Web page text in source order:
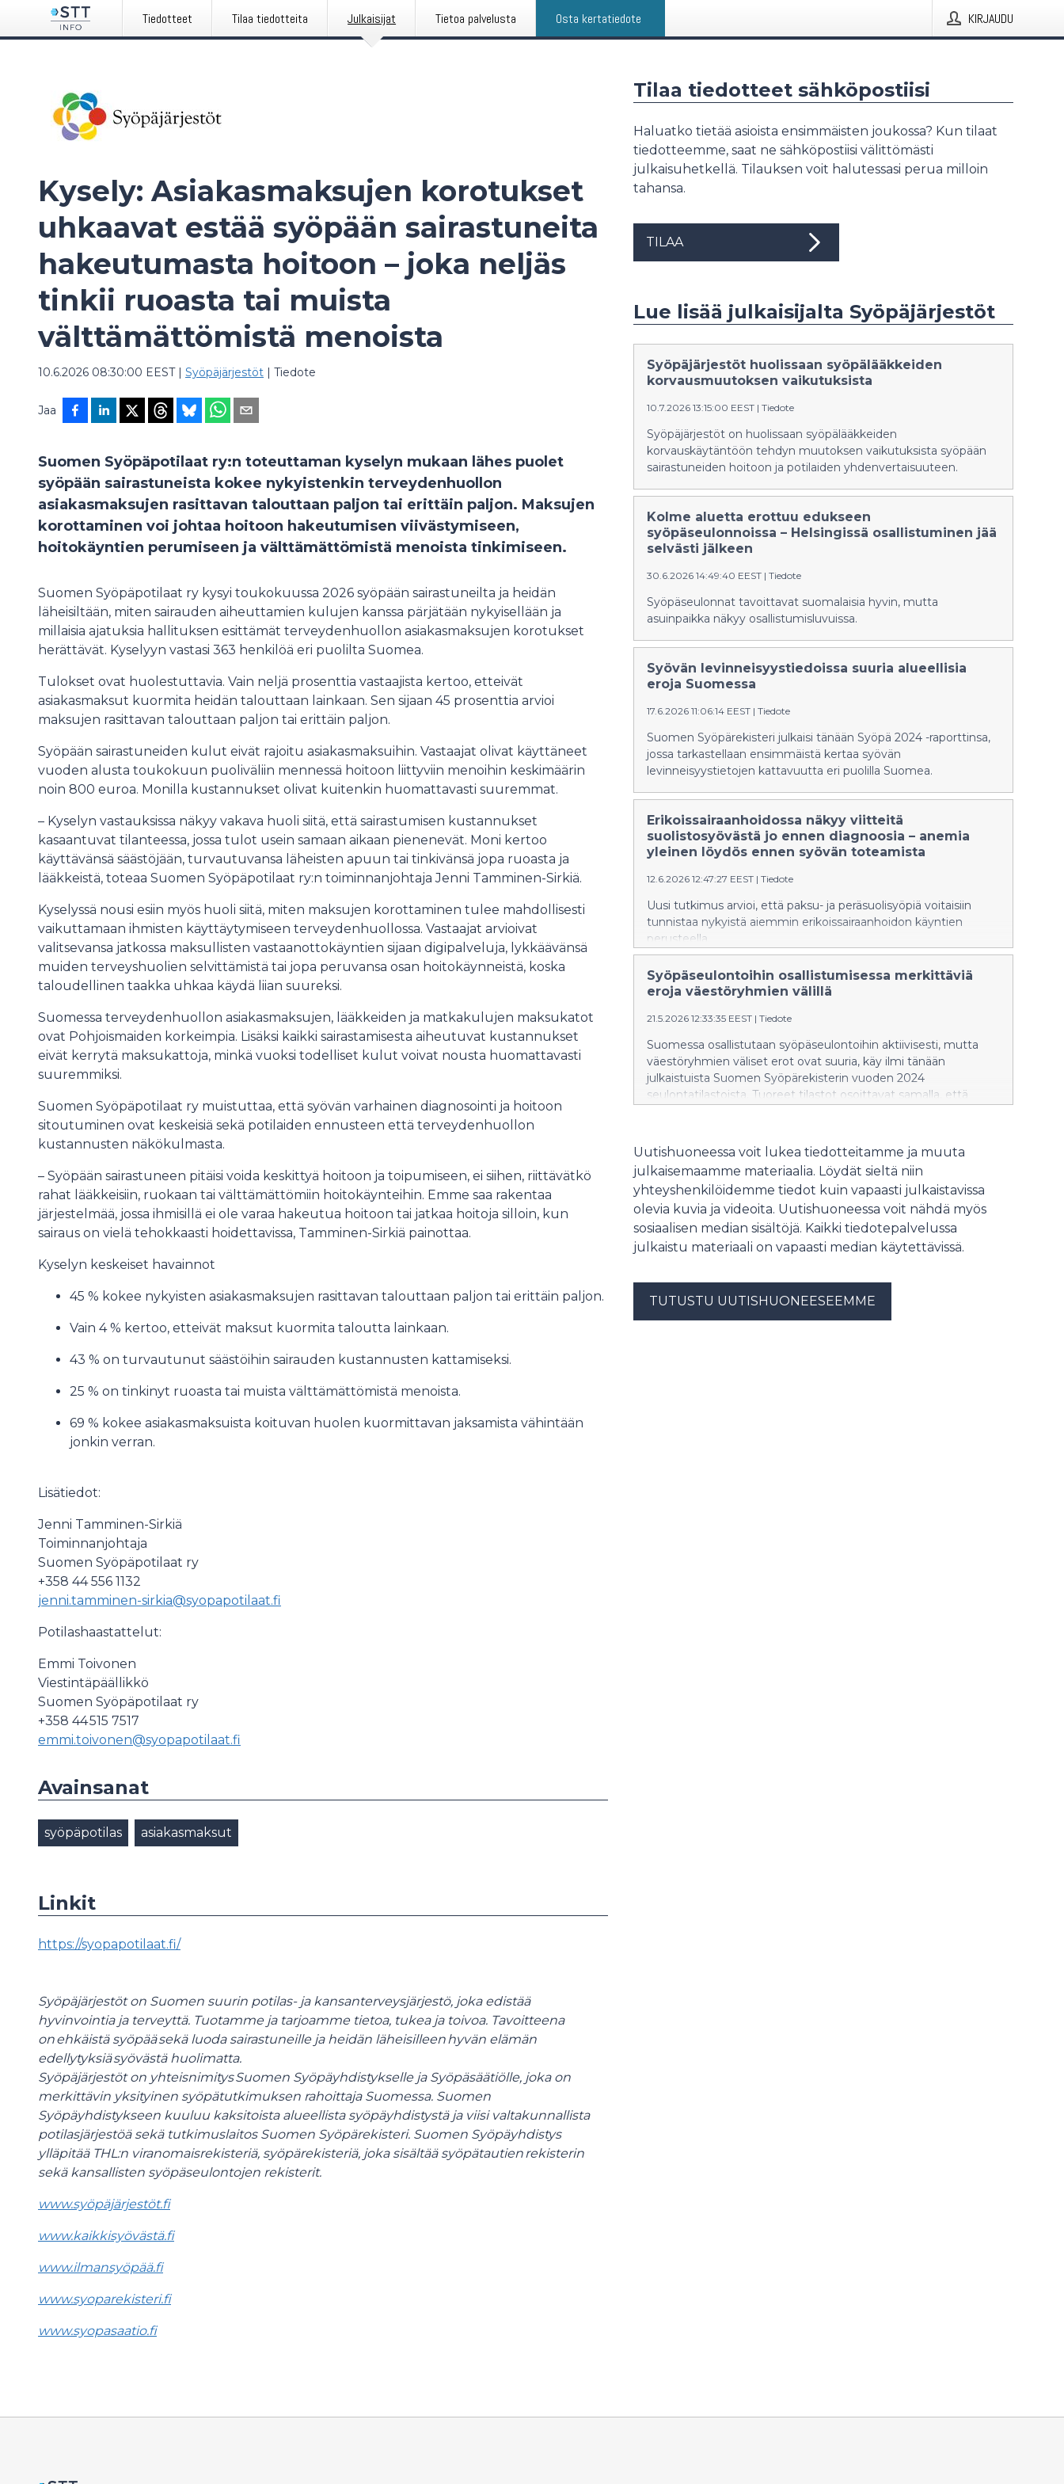
Tiedotteet Tilaa tiedotteita Julkaisijat Tietoa palvelusta Osta kertatiedote KIRJAUDU
Kysely: Asiakasmaksujen korotukset
uhkaavat estää syöpään sairastuneita
hakeutumasta hoitoon – joka neljäs
tinkii ruoasta tai muista
välttämättömistä menoista
10.6.2026 08:30:00 EEST| Syöpäjärjestöt | Tiedote
Jaa
Suomen Syöpäpotilaat ry:n toteuttaman kyselyn mukaan lähes puolet
syöpään sairastuneista kokee nykyistenkin terveydenhuollon
asiakasmaksujen rasittavan talouttaan paljon tai erittäin paljon. Maksujen
korottaminen voi johtaa hoitoon hakeutumisen viivästymiseen,
hoitokäyntien perumiseen ja välttämättömistä menoista tinkimiseen.
Suomen Syöpäpotilaat ry kysyi toukokuussa 2026 syöpään sairastuneilta ja heidän
läheisiltään, miten sairauden aiheuttamien kulujen kanssa pärjätään nykyisellään ja
millaisia ajatuksia hallituksen esittämät terveydenhuollon asiakasmaksujen korotukset
herättävät. Kyselyyn vastasi 363 henkilöä eri puolilta Suomea.
Tulokset ovat huolestuttavia. Vain neljä prosenttia vastaajista kertoo, etteivät
asiakasmaksut kuormita heidän talouttaan lainkaan. Sen sijaan 45 prosenttia arvioi
maksujen rasittavan talouttaan paljon tai erittäin paljon.
Syöpään sairastuneiden kulut eivät rajoitu asiakasmaksuihin. Vastaajat olivat käyttäneet
vuoden alusta toukokuun puoliväliin mennessä hoitoon liittyviin menoihin keskimäärin
noin 800 euroa. Monilla kustannukset olivat kuitenkin huomattavasti suuremmat.
– Kyselyn vastauksissa näkyy vakava huoli siitä, että sairastumisen kustannukset
kasaantuvat tilanteessa, jossa tulot usein samaan aikaan pienenevät. Moni kertoo
käyttävänsä säästöjään, turvautuvansa läheisten apuun tai tinkivänsä jopa ruoasta ja
lääkkeistä, toteaa Suomen Syöpäpotilaat ry:n toiminnanjohtaja Jenni Tamminen-Sirkiä.
Kyselyssä nousi esiin myös huoli siitä, miten maksujen korottaminen tulee mahdollisesti
vaikuttamaan ihmisten käyttäytymiseen terveydenhuollossa. Vastaajat arvioivat
valitsevansa jatkossa maksullisten vastaanottokäyntien sijaan digipalveluja, lykkäävänsä
muiden terveyshuolien selvittämistä tai jopa peruvansa osan hoitokäynneistä, koska
taloudellinen taakka uhkaa käydä liian suureksi.
Suomessa terveydenhuollon asiakasmaksujen, lääkkeiden ja matkakulujen maksukatot
ovat Pohjoismaiden korkeimpia. Lisäksi kaikki sairastamisesta aiheutuvat kustannukset
eivät kerrytä maksukattoja, minkä vuoksi todelliset kulut voivat nousta huomattavasti
suuremmiksi.
Suomen Syöpäpotilaat ry muistuttaa, että syövän varhainen diagnosointi ja hoitoon
sitoutuminen ovat keskeisiä sekä potilaiden ennusteen että terveydenhuollon
kustannusten näkökulmasta.
– Syöpään sairastuneen pitäisi voida keskittyä hoitoon ja toipumiseen, ei siihen, riittävätkö
rahat lääkkeisiin, ruokaan tai välttämättömiin hoitokäynteihin. Emme saa rakentaa
järjestelmää, jossa ihmisillä ei ole varaa hakeutua hoitoon tai jatkaa hoitoja silloin, kun
sairaus on vielä tehokkaasti hoidettavissa, Tamminen-Sirkiä painottaa.
Kyselyn keskeiset havainnot
45 % kokee nykyisten asiakasmaksujen rasittavan talouttaan paljon tai erittäin paljon.
Vain 4 % kertoo, etteivät maksut kuormita taloutta lainkaan.
43 % on turvautunut säästöihin sairauden kustannusten kattamiseksi.
25 % on tinkinyt ruoasta tai muista välttämättömistä menoista.
69 % kokee asiakasmaksuista koituvan huolen kuormittavan jaksamista vähintään
jonkin verran.
Lisätiedot:
Jenni Tamminen-Sirkiä
Toiminnanjohtaja
Suomen Syöpäpotilaat ry
+358 44 556 1132
jenni.tamminen-sirkia@syopapotilaat.fi
Potilashaastattelut:
Emmi Toivonen
Viestintäpäällikkö
Suomen Syöpäpotilaat ry
+358 44 515 7517
emmi.toivonen@syopapotilaat.fi
Avainsanat
syöpäpotilas asiakasmaksut
Linkit
https://syopapotilaat.fi/
Syöpäjärjestöt on Suomen suurin potilas- ja kansanterveysjärjestö, joka edistää
hyvinvointia ja terveyttä. Tuotamme ja tarjoamme tietoa, tukea ja toivoa. Tavoitteena
on ehkäistä syöpää sekä luoda sairastuneille ja heidän läheisilleen hyvän elämän
edellytyksiä syövästä huolimatta.
Syöpäjärjestöt on yhteisnimitys Suomen Syöpäyhdistykselle ja Syöpäsäätiölle, joka on
merkittävin yksityinen syöpätutkimuksen rahoittaja Suomessa. Suomen
Syöpäyhdistykseen kuuluu kaksitoista alueellista syöpäyhdistystä ja viisi valtakunnallista
potilasjärjestöä sekä tutkimuslaitos Suomen Syöpärekisteri. Suomen Syöpäyhdistys
ylläpitää THL:n viranomaisrekisteriä, syöpärekisteriä, joka sisältää syöpätautien rekisterin
sekä kansallisten syöpäseulontojen rekisterit.
www.syöpäjärjestöt.fi
www.kaikkisyövästä.fi
www.ilmansyöpää.fi
www.syoparekisteri.fi
www.syopasaatio.fi
Tilaa tiedotteet sähköpostiisi
Haluatko tietää asioista ensimmäisten joukossa? Kun tilaat
tiedotteemme, saat ne sähköpostiisi välittömästi
julkaisuhetkellä. Tilauksen voit halutessasi perua milloin
tahansa.
TILAA
Lue lisää julkaisijalta Syöpäjärjestöt
Syöpäjärjestöt huolissaan syöpälääkkeiden
korvausmuutoksen vaikutuksista
10.7.2026 13:15:00 EEST | Tiedote
Syöpäjärjestöt on huolissaan syöpälääkkeiden
korvauskäytäntöön tehdyn muutoksen vaikutuksista syöpään
sairastuneiden hoitoon ja potilaiden yhdenvertaisuuteen.
Kolme aluetta erottuu edukseen
syöpäseulonnoissa – Helsingissä osallistuminen jää
selvästi jälkeen
30.6.2026 14:49:40 EEST | Tiedote
Syöpäseulonnat tavoittavat suomalaisia hyvin, mutta
asuinpaikka näkyy osallistumisluvuissa.
Syövän levinneisyystiedoissa suuria alueellisia
eroja Suomessa
17.6.2026 11:06:14 EEST | Tiedote
Suomen Syöpärekisteri julkaisi tänään Syöpä 2024 -raporttinsa,
jossa tarkastellaan ensimmäistä kertaa syövän
levinneisyystietojen kattavuutta eri puolilla Suomea.
Erikoissairaanhoidossa näkyy viitteitä
suolistosyövästä jo ennen diagnoosia – anemia
yleinen löydös ennen syövän toteamista
12.6.2026 12:47:27 EEST | Tiedote
Uusi tutkimus arvioi, että paksu- ja peräsuolisyöpiä voitaisiin
tunnistaa nykyistä aiemmin erikoissairaanhoidon käyntien
perusteella.
Syöpäseulontoihin osallistumisessa merkittäviä
eroja väestöryhmien välillä
21.5.2026 12:33:35 EEST | Tiedote
Suomessa osallistutaan syöpäseulontoihin aktiivisesti, mutta
väestöryhmien väliset erot ovat suuria, käy ilmi tänään
julkaistuista Suomen Syöpärekisterin vuoden 2024
seulontatilastoista. Tuoreet tilastot osoittavat samalla, että
2024.
Uutishuoneessa voit lukea tiedotteitamme ja muuta
julkaisemaamme materiaalia. Löydät sieltä niin
yhteyshenkilöidemme tiedot kuin vapaasti julkaistavissa
olevia kuvia ja videoita. Uutishuoneessa voit nähdä myös
sosiaalisen median sisältöjä. Kaikki tiedotepalvelussa
julkaistu materiaali on vapaasti median käytettävissä.
TUTUSTU UUTISHUONEESEEMME